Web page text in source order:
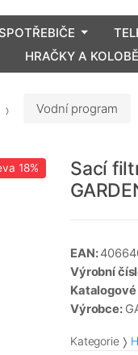
HRAČKY A
Vodní program
18%
Sací
EAN:
Výrobní
Výrobce:
Kategorie